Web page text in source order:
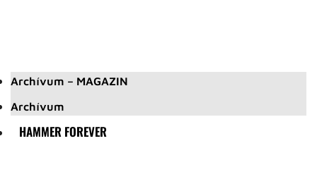
Archívum – MAGAZIN
Archívum
HAMMER FOREVER